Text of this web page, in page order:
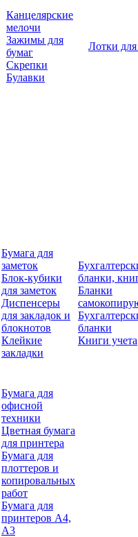
Канцелярские
мелочи
Зажимы для
бумаг
Скрепки
Булавки
Лотки
Бумага для
заметок
Блок-кубики
для заметок
Диспенсеры
для закладок и
блокнотов
Клейкие
закладки
бланки,
Бланки
бланки
Книги учета
Бумага для
офисной
техники
Цветная бумага
для принтера
Бумага для
плоттеров и
копировальных
работ
Бумага для
принтеров А4,
А3